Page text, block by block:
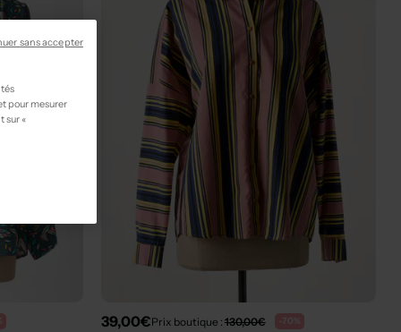
39,00€Prix boutique : 130,00€ -70%
pour mesurer
sur «
sans accepter